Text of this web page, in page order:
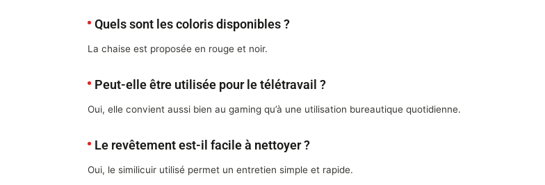
Quels sont les coloris disponibles ?
La chaise est proposée en rouge et noir.
Peut-elle être utilisée pour le télétravail ?
Oui, elle convient aussi bien au gaming qu’à une utilisation bureautique quotidienne.
Le revêtement est-il facile à nettoyer ?
Oui, le similicuir utilisé permet un entretien simple et rapide.